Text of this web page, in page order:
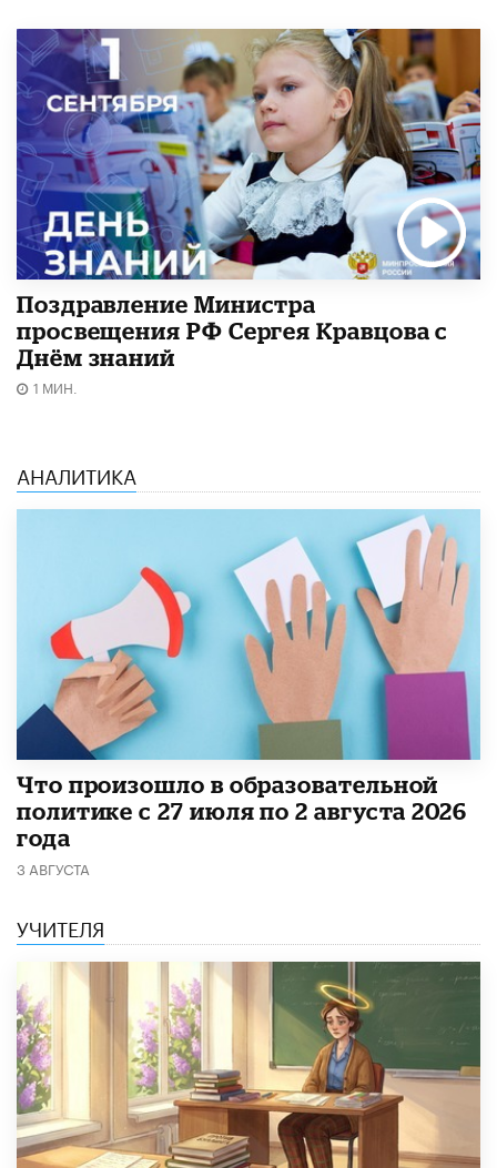
Поздравление Министра
просвещения РФ Сергея Кравцова с
Днём знаний
1 МИН.
АНАЛИТИКА
​Что произошло в образовательной
политике с 27 июля по 2 августа 2026
года
3 АВГУСТА
УЧИТЕЛЯ